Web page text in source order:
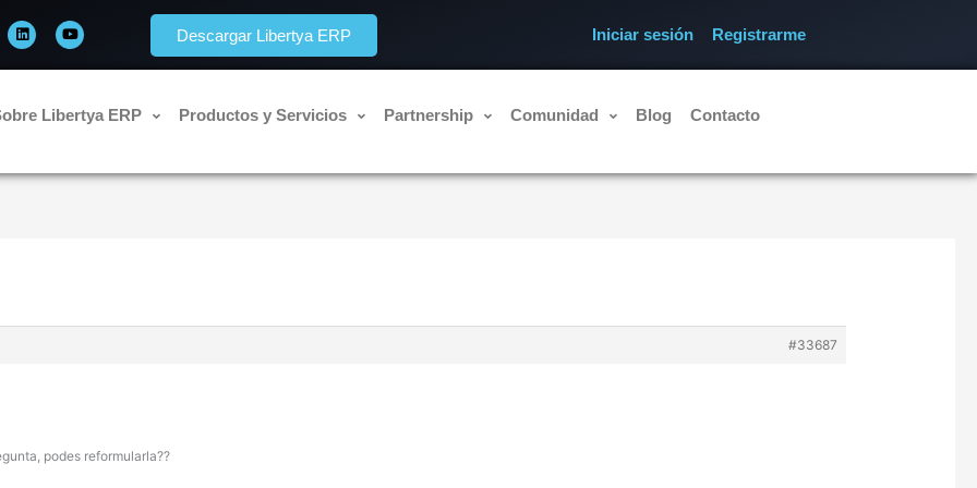
i
n
k
e
n
o
u
t
u
Descargar Libertya ERP Iniciar sesión Registrarme
Libertya ERP Productos y Servicios Partnership Comunidad Blog Contacto
#33687
podes reformularla??